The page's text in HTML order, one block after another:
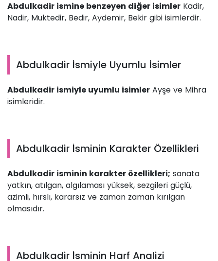
Abdulkadir ismine benzeyen diğer isimler Kadir,
Nadir, Muktedir, Bedir, Aydemir, Bekir gibi isimlerdir.
Abdulkadir İsmiyle Uyumlu İsimler
Abdulkadir ismiyle uyumlu isimler Ayşe ve Mihra
isimleridir.
Abdulkadir İsminin Karakter Özellikleri
Abdulkadir isminin karakter özellikleri; sanata
yatkın, atılgan, algılaması yüksek, sezgileri güçlü,
azimli, hırslı, kararsız ve zaman zaman kırılgan
olmasıdır.
Abdulkadir İsminin Harf Analizi